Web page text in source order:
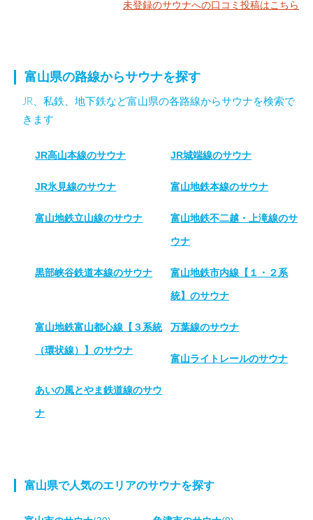
未登録のサウナへの口コミ投稿はこちら
富山県の路線からサウナを探す
JR、私鉄、地下鉄など富山県の各路線からサウナを検索で
きます
JR高山本線のサウナ JR城端線のサウナ
JR氷見線のサウナ 富山地鉄本線のサウナ
富山地鉄立山線のサウナ 富山地鉄不二越・上滝線のサ
ウナ
黒部峡谷鉄道本線のサウナ 富山地鉄市内線【１・２系
統】のサウナ
富山地鉄富山都心線【３系統
（環状線）】のサウナ
万葉線のサウナ
富山ライトレールのサウナ
あいの風とやま鉄道線のサウ
ナ
富山県で人気のエリアのサウナを探す